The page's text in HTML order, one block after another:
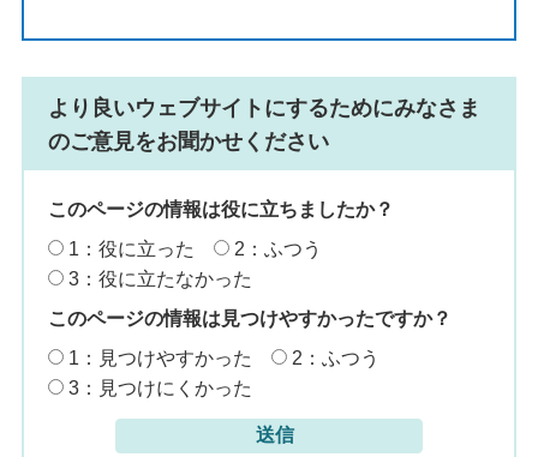
より良いウェブサイトにするためにみなさま
のご意見をお聞かせください
このページの情報は役に立ちましたか？
1：役に立った
2：ふつう
3：役に立たなかった
このページの情報は見つけやすかったですか？
1：見つけやすかった
2：ふつう
3：見つけにくかった